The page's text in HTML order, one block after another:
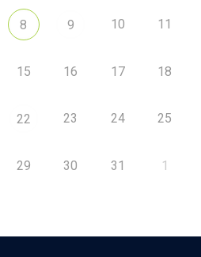
8 9 10 11
15 16 17 18
22 23 24 25
29 30 31 1